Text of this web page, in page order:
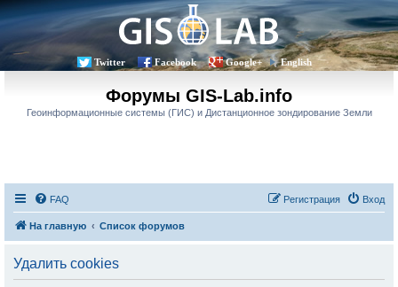
Twitter Facebook Google+ English
Форумы GIS-Lab.info
Геоинформационные системы (ГИС) и Дистанционное зондирование Земли
FAQ Вход
Регистрация
На главную Список форумов
Удалить cookies